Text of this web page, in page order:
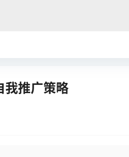
我推广策略